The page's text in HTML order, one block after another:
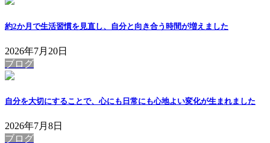
約2か月で生活習慣を見直し、自分と向き合う時間が増えました
2026年7月20日
ブログ
自分を大切にすることで、心にも日常にも心地よい変化が生まれました
2026年7月8日
ブログ